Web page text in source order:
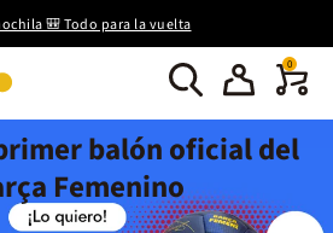
🎒 Todo para la vuelta
0
balón oficial del
Femenino